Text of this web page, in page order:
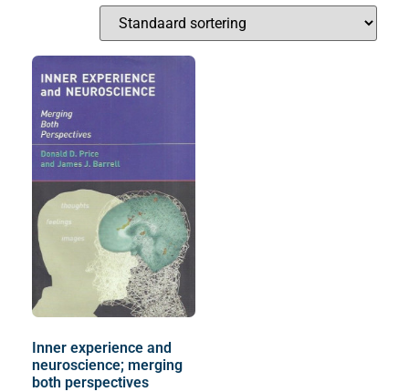
Inner experience and
neuroscience; merging
both perspectives